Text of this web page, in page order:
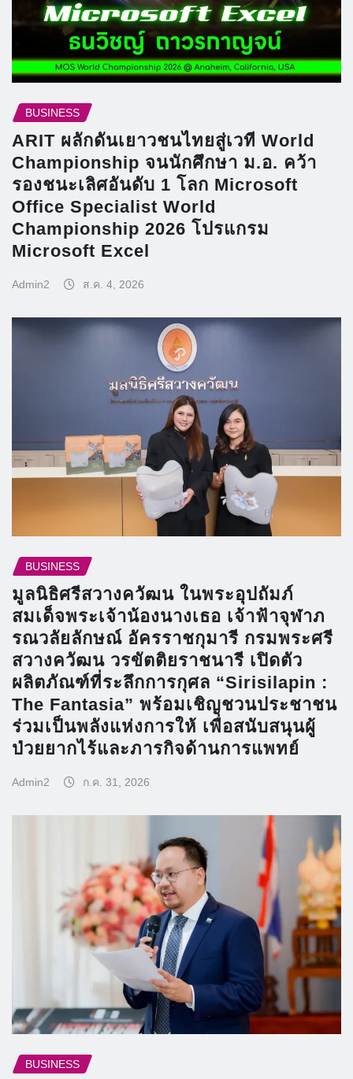
BUSINESS
ARIT ผลักดันเยาวชนไทยสู่เวที World
Championship จนนักศึกษา ม.อ. คว้า
รองชนะเลิศอันดับ 1 โลก Microsoft
Office Specialist World
Championship 2026 โปรแกรม
Microsoft Excel
Admin2 ส.ค. 4, 2026
BUSINESS
มูลนิธิศรีสวางควัฒน ในพระอุปถัมภ์
สมเด็จพระเจ้าน้องนางเธอ เจ้าฟ้าจุฬาภ
รณวลัยลักษณ์ อัครราชกุมารี กรมพระศรี
สวางควัฒน วรขัตติยราชนารี เปิดตัว
ผลิตภัณฑ์ที่ระลึกการกุศล “Sirisilapin :
The Fantasia” พร้อมเชิญชวนประชาชน
ร่วมเป็นพลังแห่งการให้ เพื่อสนับสนุนผู้
ป่วยยากไร้และภารกิจด้านการแพทย์
Admin2 ก.ค. 31, 2026
BUSINESS